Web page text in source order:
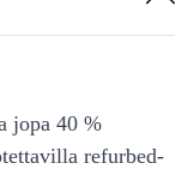
jopa 40 %
refurbed-